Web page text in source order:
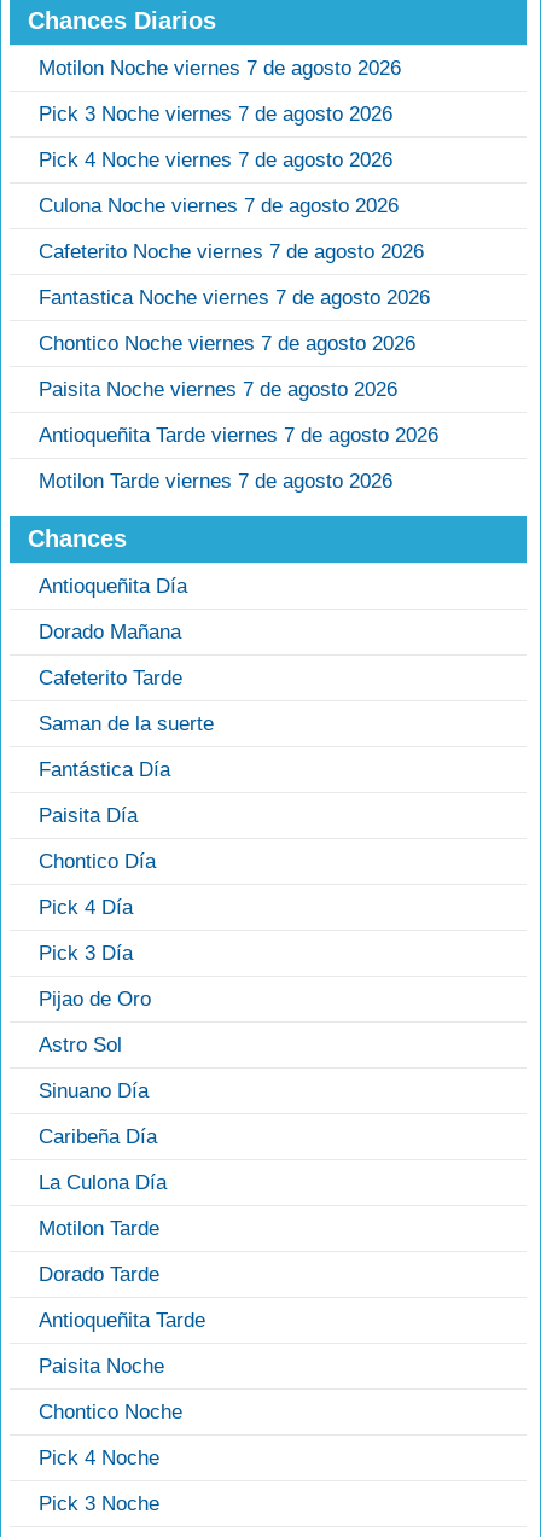
Chances Diarios
Motilon Noche viernes 7 de agosto 2026
Pick 3 Noche viernes 7 de agosto 2026
Pick 4 Noche viernes 7 de agosto 2026
Culona Noche viernes 7 de agosto 2026
Cafeterito Noche viernes 7 de agosto 2026
Fantastica Noche viernes 7 de agosto 2026
Chontico Noche viernes 7 de agosto 2026
Paisita Noche viernes 7 de agosto 2026
Antioqueñita Tarde viernes 7 de agosto 2026
Motilon Tarde viernes 7 de agosto 2026
Chances
Antioqueñita Día
Dorado Mañana
Cafeterito Tarde
Saman de la suerte
Fantástica Día
Paisita Día
Chontico Día
Pick 4 Día
Pick 3 Día
Pijao de Oro
Astro Sol
Sinuano Día
Caribeña Día
La Culona Día
Motilon Tarde
Dorado Tarde
Antioqueñita Tarde
Paisita Noche
Chontico Noche
Pick 4 Noche
Pick 3 Noche